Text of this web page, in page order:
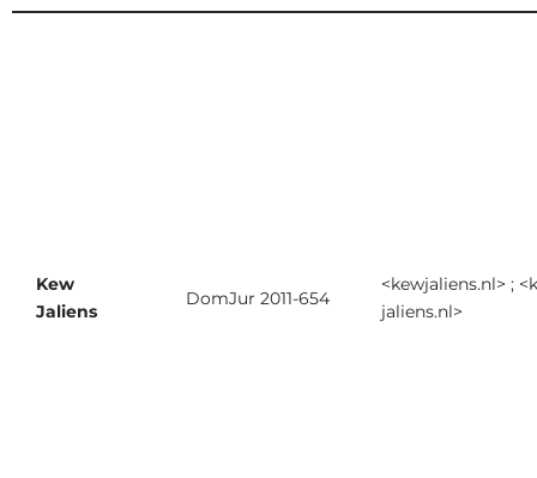
Kew
Jaliens
DomJur 2011-654
<kewjaliens.nl> ;
jaliens.nl>